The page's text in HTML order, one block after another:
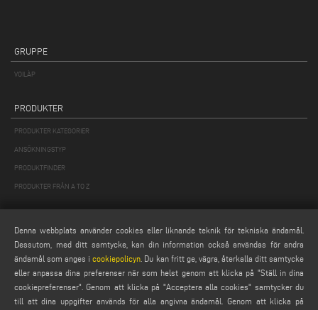
GRUPPE
VOILÀP
PRODUKTER
PRODUKTER KATEGORIER
ANSÖKNINGSTYP
PRODUKTFINDER
PRODUKTER FRÅN A TO Z
Webmail
service@emmegi.com
webmaster@emmegi.com
info@emmegi.com
Denna webbplats använder cookies eller liknande teknik för tekniska ändamål.
Dessutom, med ditt samtycke, kan din information också användas för andra
ändamål som anges i cookiepolicyn . Du kan fritt ge, vägra, återkalla ditt samtycke
eller anpassa dina preferenser när som helst genom att klicka på "Ställ in dina
cookiepreferenser". Genom att klicka på "Acceptera alla cookies" samtycker du
till att dina uppgifter används för alla angivna ändamål. Genom att klicka på